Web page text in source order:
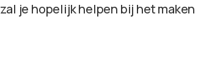
je hopelijk helpen bij het maken